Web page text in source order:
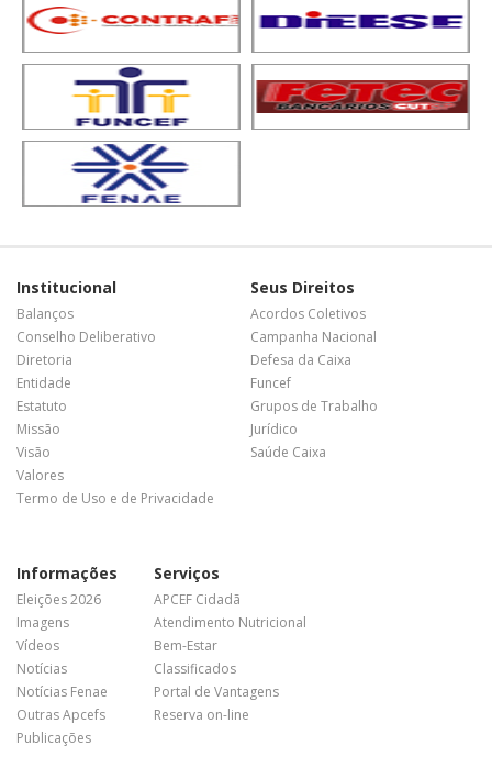
Institucional
Balanços
Conselho Deliberativo
Diretoria
Entidade
Estatuto
Missão
Visão
Valores
Termo de Uso e de Privacidade
Seus Direitos
Acordos Coletivos
Campanha Nacional
Defesa da Caixa
Funcef
Grupos de Trabalho
Jurídico
Saúde Caixa
Informações
Eleições 2026
Imagens
Vídeos
Notícias
Notícias Fenae
Outras Apcefs
Publicações
Serviços
APCEF Cidadã
Atendimento Nutricional
Bem-Estar
Classificados
Portal de Vantagens
Reserva on-line